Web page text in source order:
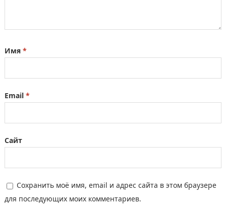
Имя *
Email *
Сайт
Сохранить моё имя, email и адрес сайта в этом браузере
для последующих моих комментариев.